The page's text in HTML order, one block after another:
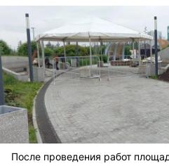
После проведения работ